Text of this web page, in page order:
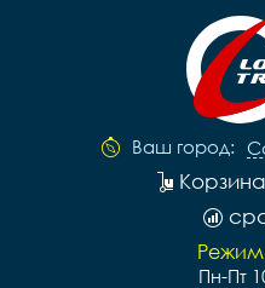
Ваш город:
Корзина
Режим
Пн-Пт